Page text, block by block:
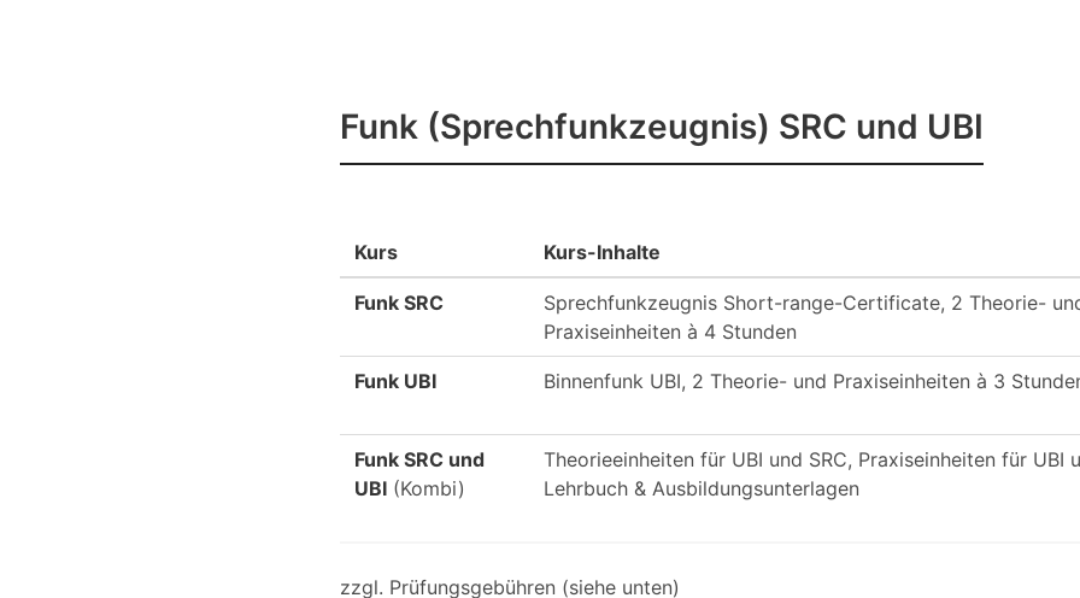
Funk (Sprechfunkzeugnis) SRC und UBI
Kurs Kurs-Inhalte
Funk SRC
Sprechfunkzeugnis Short-range-Certificate, 2 Theorie-
Praxiseinheiten à 4 Stunden
Funk UBI Binnenfunk UBI, 2 Theorie- und Praxiseinheiten à 3
Funk SRC und
UBI (Kombi)
Theorieeinheiten für UBI und SRC, Praxiseinheiten für UBI
Lehrbuch & Ausbildungsunterlagen
zzgl. Prüfungsgebühren (siehe unten)